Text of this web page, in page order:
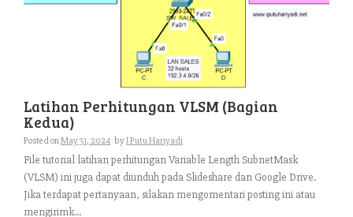
Latihan Perhitungan VLSM (Bagian
Kedua)
Posted onMay 31, 2024 byI Putu Hariyadi
File tutorial latihan perhitungan Variable Length SubnetMask
(VLSM) ini juga dapat diunduh pada Slideshare dan Google Drive.
Jika terdapat pertanyaan, silakan mengomentari posting ini atau
mengirimk...